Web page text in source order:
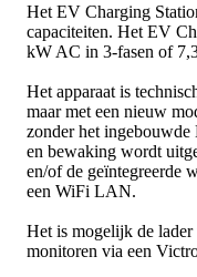
Het EV Charging
capaciteiten. Het EV
kW AC in 3-fasen of
Het apparaat is
maar met een nieuw
zonder het
en bewaking wordt
en/of de geïntegreerde
een WiFi LAN.
Het is mogelijk de
monitoren via een